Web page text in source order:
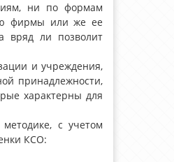
ни по формам
фирмы или же ее
вряд ли позволит
и учреждения,
принадлежности,
характерны для
с учетом
КСО: